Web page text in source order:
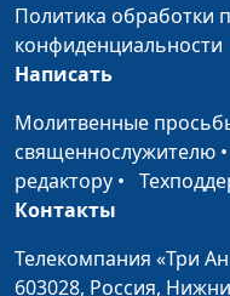
патриотизм
Политика обработки
конфиденциальности
Написать
Молитвенные
священнослужителю •
редактору •
Контакты
Телекомпания «Три
603028, Россия,